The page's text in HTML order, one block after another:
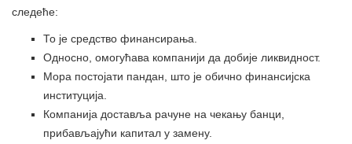
следеће:
То је средство финансирања.
Односно, омогућава компанији да добије ликвидност.
Мора постојати пандан, што је обично финансијска
институција.
Компанија доставља рачуне на чекању банци,
прибављајући капитал у замену.